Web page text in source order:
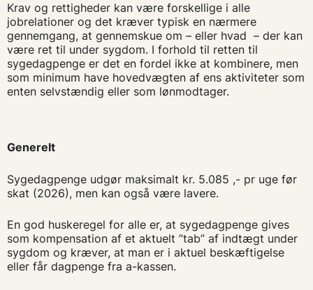
Krav og rettigheder kan være forskellige i alle
jobrelationer og det kræver typisk en nærmere
gennemgang, at gennemskue om – eller hvad – der kan
være ret til under sygdom. I forhold til retten til
sygedagpenge er det en fordel ikke at kombinere, men
som minimum have hovedvægten af ens aktiviteter som
enten selvstændig eller som lønmodtager.
Generelt
Sygedagpenge udgør maksimalt kr. 5.085 ,- pr uge før
skat (2026), men kan også være lavere.
En god huskeregel for alle er, at sygedagpenge gives
som kompensation af et aktuelt ”tab” af indtægt under
sygdom og kræver, at man er i aktuel beskæftigelse
eller får dagpenge fra a-kassen.